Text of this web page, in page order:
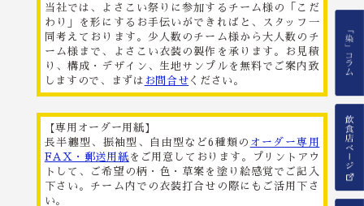
当社では、よさこい祭りに参加するチーム様の「こだ
わり」を形にするお手伝いができればと、スタッフ一
同考えております。少人数のチーム様から大人数のチ
ーム様まで、よさこい衣装の製作を承ります。お見積
り、構成・デザイン、生地サンプルを無料でご案内致
しますので、まずは お問合せ ください。
【専用オーダー用紙】
長半纏型、振袖型、自由型など6種類の オーダー専用
FAX・郵送用紙 をご用意しております。プリントアウ
トして、ご希望の柄・色・草案を塗り絵感覚でご記入
下さい。チーム内での衣装打合せの際にもご活用下さ
い。